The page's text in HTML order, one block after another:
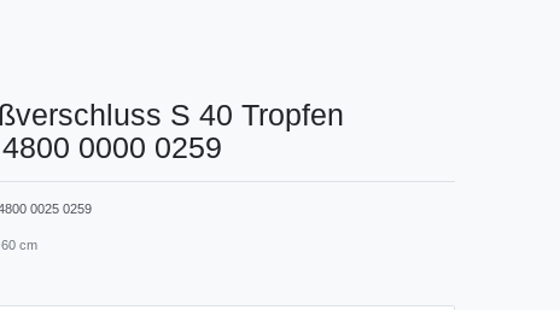
S 40 Tropfen
0000 0259
0025 0259
60 cm